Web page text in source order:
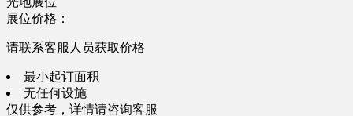
展位价格：
请联系客服人员获取价格
最小起订面积
无任何设施
仅供参考，详情请咨询客服